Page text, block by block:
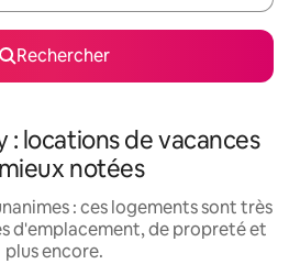
Rechercher
: locations de vacances
notées
: ces logements sont très
d'emplacement, de propreté et
plus encore.